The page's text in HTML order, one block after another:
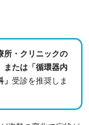
所・クリニックの
または「循環器内
受診を推奨しま